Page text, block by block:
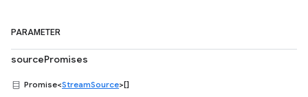
PARAMETER
sourcePromises
Promise<StreamSource>[]